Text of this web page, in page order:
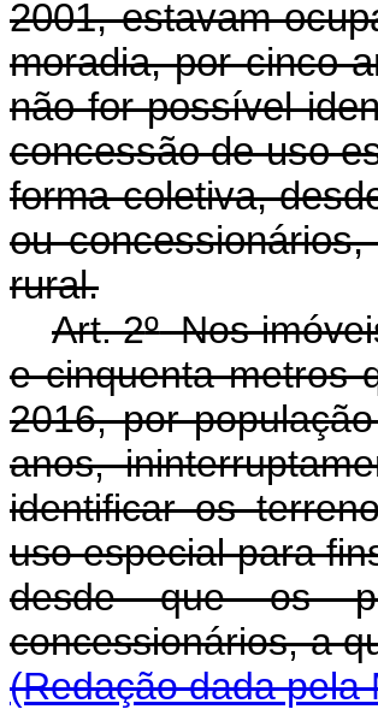
2001, estavam
moradia, por cinco
não for possível
concessão de uso
forma coletiva,
ou
rural.
Art. 2ºNos
e cinquenta metros
2016, por
anos,
identificar os
uso especial para
desde que os
concessionários, a
(Redação dada pela